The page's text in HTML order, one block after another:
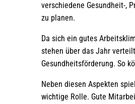
verschiedene Gesundheit-,
zu planen.
Da sich ein gutes
stehen über das Jahr
Gesundheitsförderung. So
Neben diesen Aspekten
wichtige Rolle. Gute